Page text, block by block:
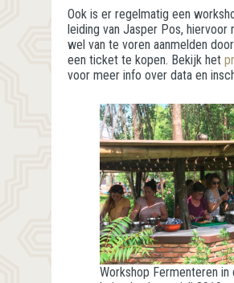
Ook is er regelmatig een
leiding van Jasper Pos, hiervoor
wel van te voren aanmelden
een ticket te kopen. Bekijk het
voor meer info over data en
Workshop Fermenteren in